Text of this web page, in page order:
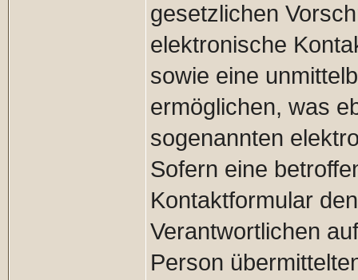
gesetzlichen
elektronische
sowie eine
ermöglichen, was
sogenannten
Sofern eine
Kontaktformular
Verantwortlichen
Person